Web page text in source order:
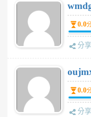
0.0
分享
0.0
分享